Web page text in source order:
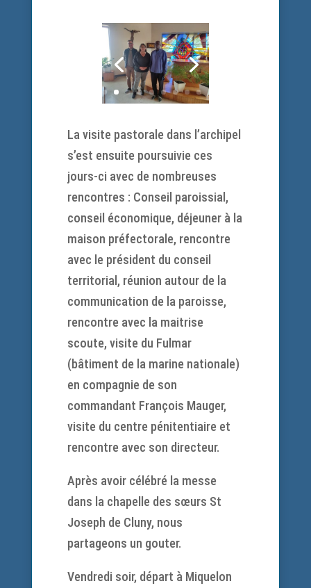
La visite pastorale dans l’archipel
s’est ensuite poursuivie ces
jours-ci avec de nombreuses
rencontres : Conseil paroissial,
conseil économique, déjeuner à la
maison préfectorale, rencontre
avec le président du conseil
territorial, réunion autour de la
communication de la paroisse,
rencontre avec la maitrise
scoute, visite du Fulmar
(bâtiment de la marine nationale)
en compagnie de son
commandant François Mauger,
visite du centre pénitentiaire et
rencontre avec son directeur.
Après avoir célébré la messe
dans la chapelle des sœurs St
Joseph de Cluny, nous
partageons un gouter.
Vendredi soir, départ à Miquelon